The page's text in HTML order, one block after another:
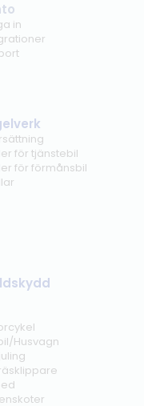
in
för tjänstebil
för förmånsbil
Husvagn